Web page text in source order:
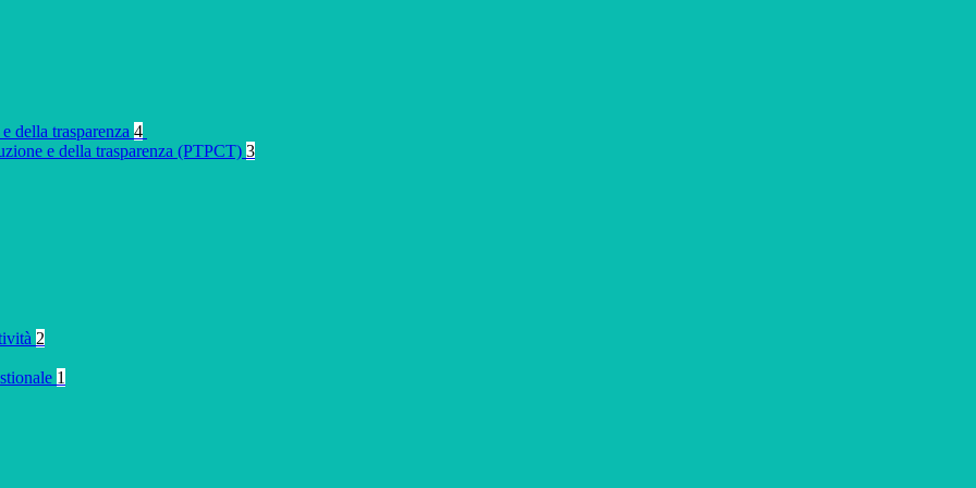
della trasparenza 4
e della trasparenza (PTPCT) 3
2
1